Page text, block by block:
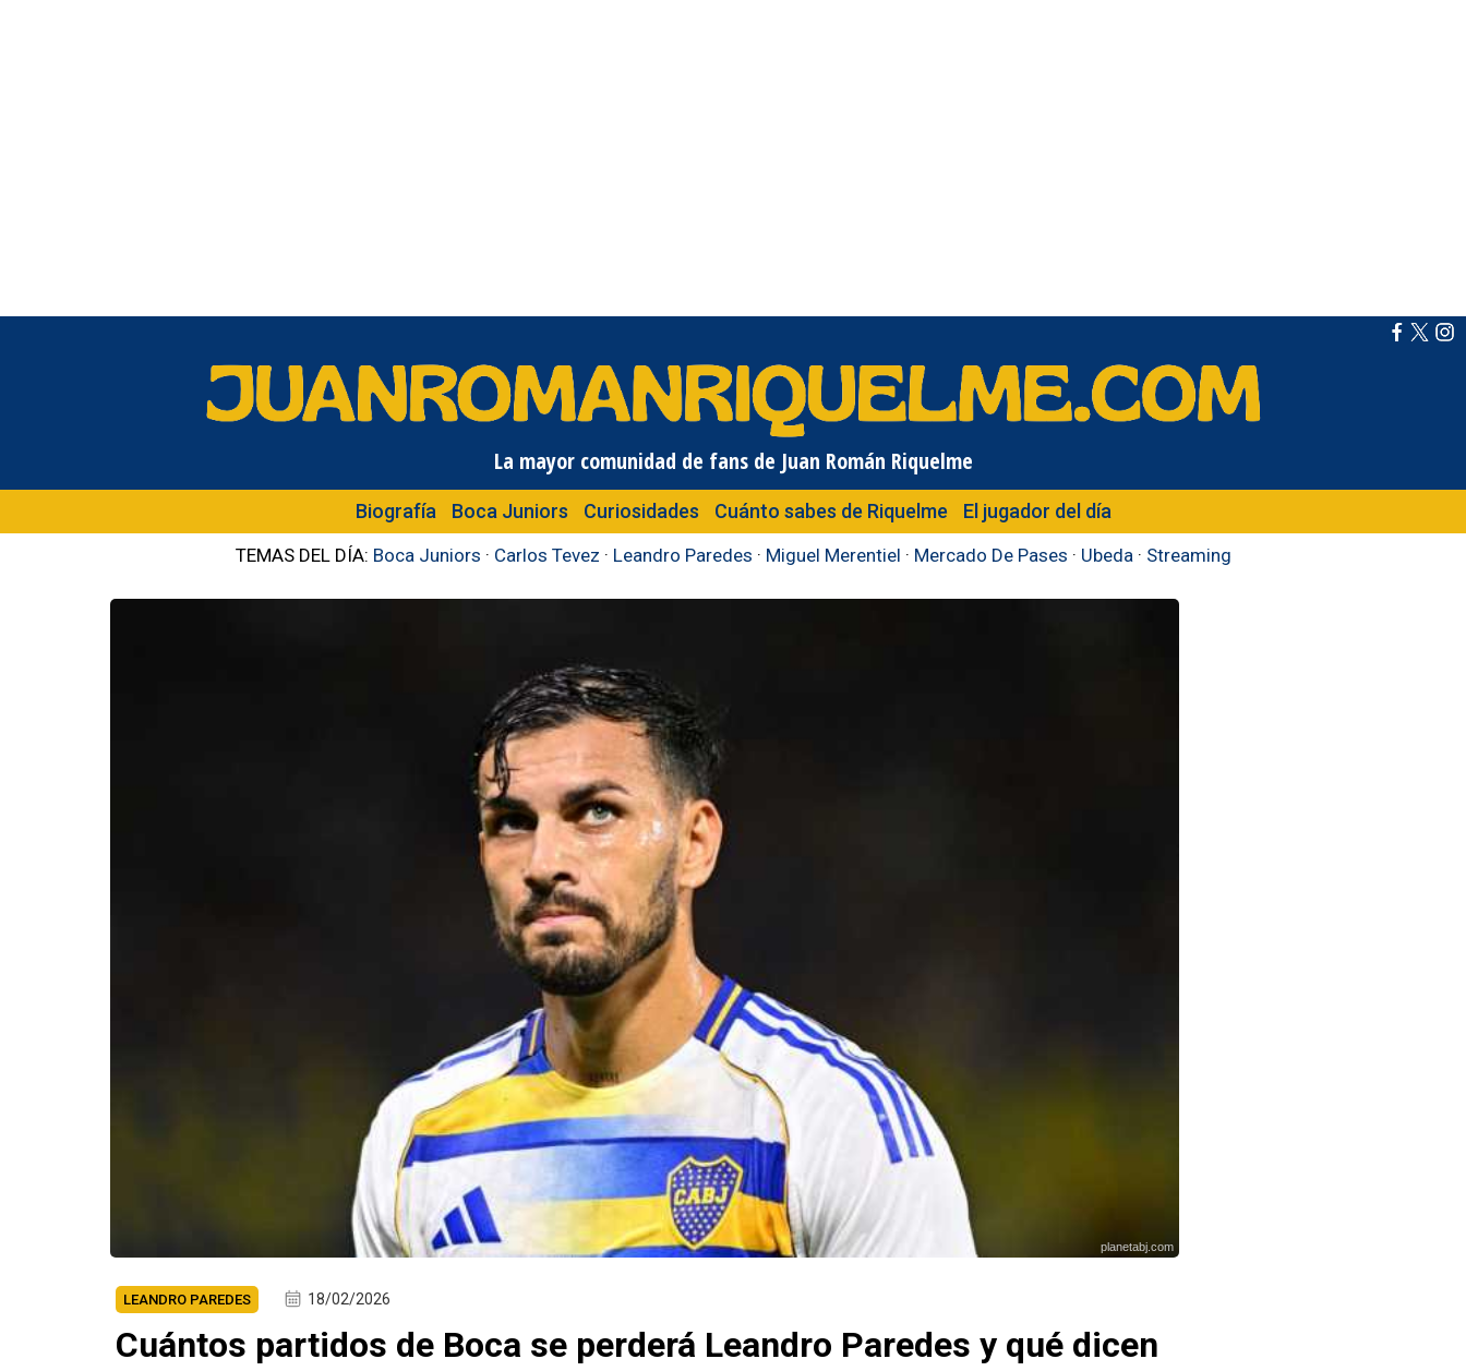
La mayor comunidad de fans de Juan Román Riquelme
Biografía Boca Juniors Curiosidades Cuánto sabes de Riquelme El jugador del día
TEMAS DEL DÍA: Boca Juniors · Carlos Tevez · Leandro Paredes · Miguel Merentiel · Mercado De Pases · Ubeda · Streaming
planetabj.com
LEANDRO PAREDES 18/02/2026
Cuántos partidos de Boca se perderá Leandro Paredes y qué dicen